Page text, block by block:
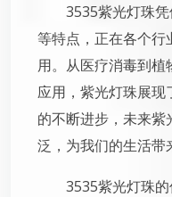
3535紫光灯珠
等特点，正在各个行
用。从医疗消毒到
应用，紫光灯珠展
的不断进步，未来
泛，为我们的生活带
3535紫光灯珠